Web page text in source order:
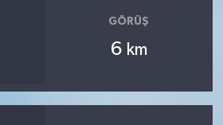
GÖRÜŞ
6 km